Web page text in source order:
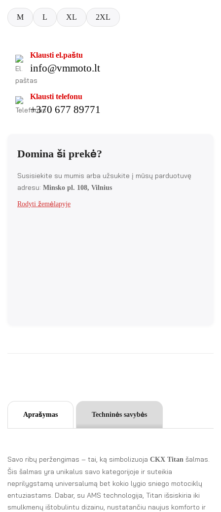
M L XL 2XL
Klausti el.paštu
info@vmmoto.lt
Klausti telefonu
+370 677 89771
Domina ši prekė?
Susisiekite su mumis arba užsukite į mūsų parduotuvę
adresu: Minsko pl. 108, Vilnius
Rodyti žemėlapyje
Aprašymas Techninės savybės
Savo ribų peržengimas – tai, ką simbolizuoja CKX Titan šalmas.
Šis šalmas yra unikalus savo kategorijoje ir suteikia
neprilygstamą universalumą bet kokio lygio sniego motociklų
entuziastams. Dabar, su AMS technologija, Titan išsiskiria iki
smulkmenų ištobulintu dizainu, nustatančiu naujus komforto ir